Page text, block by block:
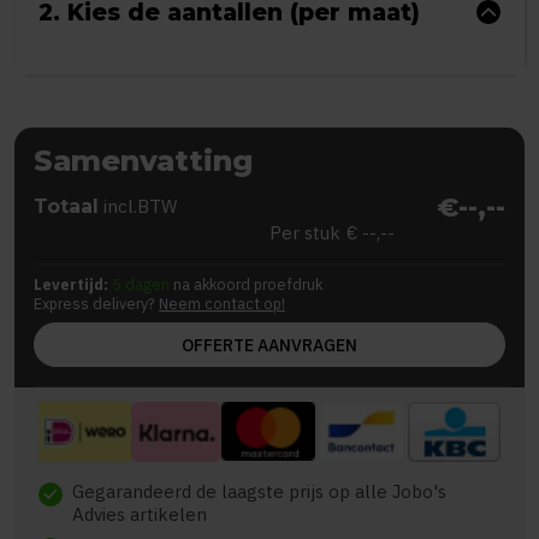
2. Kies de aantallen (per maat)
Samenvatting
Totaal incl.BTW €--,--
Per stuk € --,--
Levertijd: 5 dagen na akkoord proefdruk
Express delivery? Neem contact op!
OFFERTE AANVRAGEN
check Gegarandeerd de laagste prijs op alle Jobo's
Advies artikelen